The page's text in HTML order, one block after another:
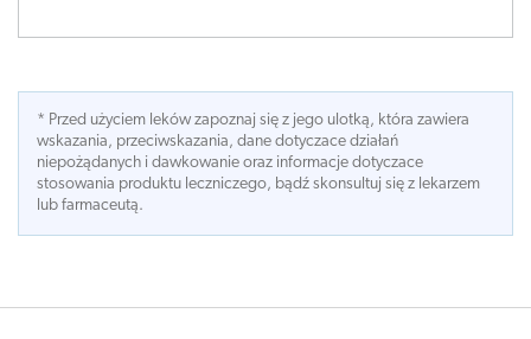
* Przed użyciem leków zapoznaj się z jego ulotką, która zawiera
wskazania, przeciwskazania, dane dotyczace działań
niepożądanych i dawkowanie oraz informacje dotyczace
stosowania produktu leczniczego, bądź skonsultuj się z lekarzem
lub farmaceutą.